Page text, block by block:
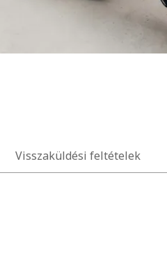
Visszaküldési feltételek